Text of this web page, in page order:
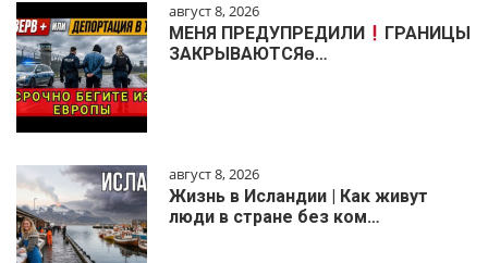
август 8, 2026
МЕНЯ ПРЕДУПРЕДИЛИ
ГРАНИЦЫ
ЗАКРЫВАЮТСЯɵ…
август 8, 2026
Жизнь в Исландии | Как живут
люди в стране без ком…